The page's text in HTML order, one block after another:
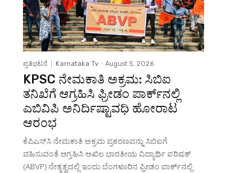
ಪ್ರತಿಭಟನೆ Karnataka Tv - August 5, 2026
KPSC ನೇಮಕಾತಿ ಅಕ್ರಮ: ಸಿಬಿಐ
ತನಿಖೆಗೆ ಆಗ್ರಹಿಸಿ ಫ್ರೀಡಂ ಪಾರ್ಕ್‌ನಲ್ಲಿ
ಎಬಿವಿಪಿ ಅನಿರ್ದಿಷ್ಟಾವಧಿ ಹೋರಾಟ
ಆರಂಭ
ಕೆಪಿಎಸ್‌ಸಿ ನೇಮಕಾತಿ ಅಕ್ರಮ ಪ್ರಕರಣವನ್ನು ಸಿಬಿಐಗೆ
ವಹಿಸುವಂತೆ ಆಗ್ರಹಿಸಿ ಅಖಿಲ ಭಾರತೀಯ ವಿದ್ಯಾರ್ಥಿ ಪರಿಷತ್
(ABVP) ನೇತೃತ್ವದಲ್ಲಿ ಇಂದು ಬೆಂಗಳೂರಿನ ಫ್ರೀಡಂ ಪಾರ್ಕ್‌ನಲ್ಲಿ